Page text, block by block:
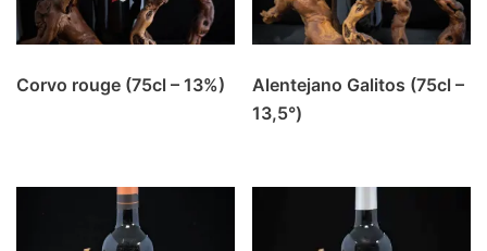
Corvo rouge (75cl – 13%)
Alentejano Galitos (75cl –
13,5°)